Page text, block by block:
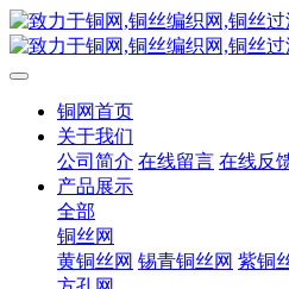
铜网首页
关于我们
公司简介 在线留言 在线反
产品展示
全部
铜丝网
黄铜丝网 锡青铜丝网 紫铜